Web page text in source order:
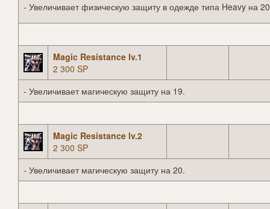
- Увеличивает физическую защиту в одежде типа Heavy на
Magic Resistance lv.1
2 300 SP
- Увеличивает магическую защиту на 19.
Magic Resistance lv.2
2 300 SP
- Увеличивает магическую защиту на 20.